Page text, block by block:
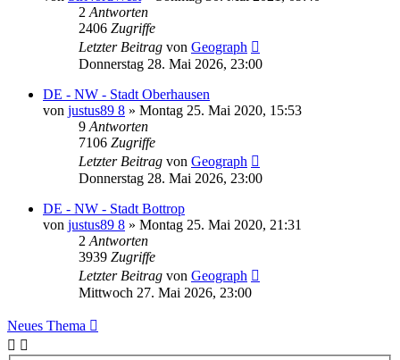
2 Antworten
2406 Zugriffe
Letzter Beitrag von Geograph
Donnerstag 28. Mai 2026, 23:00
DE - NW - Stadt Oberhausen
von justus89 8 » Montag 25. Mai 2020, 15:53
9 Antworten
7106 Zugriffe
Letzter Beitrag von Geograph
Donnerstag 28. Mai 2026, 23:00
DE - NW - Stadt Bottrop
von justus89 8 » Montag 25. Mai 2020, 21:31
2 Antworten
3939 Zugriffe
Letzter Beitrag von Geograph
Mittwoch 27. Mai 2026, 23:00
Neues Thema